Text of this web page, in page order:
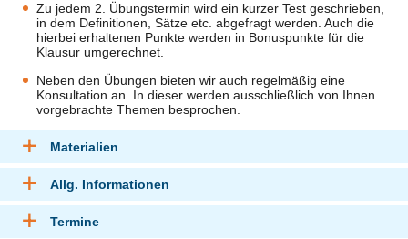
Zu jedem 2. Übungstermin wird ein kurzer Test geschrieben,
in dem Definitionen, Sätze etc. abgefragt werden. Auch die
hierbei erhaltenen Punkte werden in Bonuspunkte für die
Klausur umgerechnet.
Neben den Übungen bieten wir auch regelmäßig eine
Konsultation an. In dieser werden ausschließlich von Ihnen
vorgebrachte Themen besprochen.
Materialien
Allg. Informationen
Termine